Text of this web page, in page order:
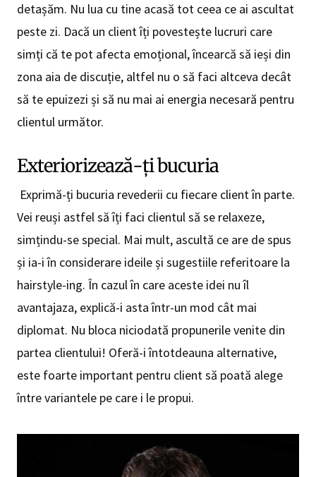
detașăm. Nu lua cu tine acasă tot ceea ce ai ascultat
peste zi. Dacă un client îți povestește lucruri care
simți că te pot afecta emoțional, încearcă să ieși din
zona aia de discuție, altfel nu o să faci altceva decât
să te epuizezi și să nu mai ai energia necesară pentru
clientul următor.
Exteriorizează-ți bucuria
Exprimă-ți bucuria revederii cu fiecare client în parte.
Vei reuși astfel să îți faci clientul să se relaxeze,
simțindu-se special. Mai mult, ascultă ce are de spus
și ia-i în considerare ideile și sugestiile referitoare la
hairstyle-ing. În cazul în care aceste idei nu îl
avantajaza, explică-i asta într-un mod cât mai
diplomat. Nu bloca niciodată propunerile venite din
partea clientului! Oferă-i întotdeauna alternative,
este foarte important pentru client să poată alege
între variantele pe care i le propui.